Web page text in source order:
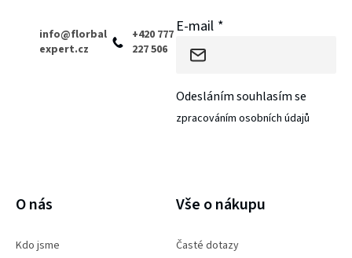
info@florbal
expert.cz
+420 777
227 506
E-mail
Odesláním souhlasím se
zpracováním osobních údajů
O nás
Kdo jsme
Vše o nákupu
Časté dotazy